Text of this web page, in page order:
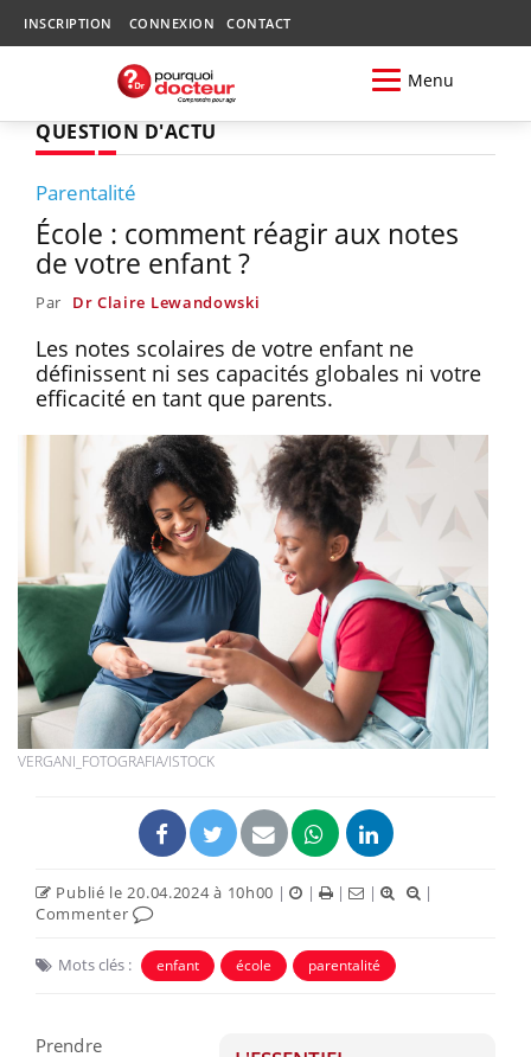
INSCRIPTION CONNEXION CONTACT
Menu
QUESTION D'ACTU
Parentalité
École : comment réagir aux notes
de votre enfant ?
Par Dr Claire Lewandowski
Les notes scolaires de votre enfant ne
définissent ni ses capacités globales ni votre
efficacité en tant que parents.
VERGANI_FOTOGRAFIA/ISTOCK
Publié le 20.04.2024 à 10h00 | | | |
|
Commenter
Mots clés : enfant école parentalité
Prendre